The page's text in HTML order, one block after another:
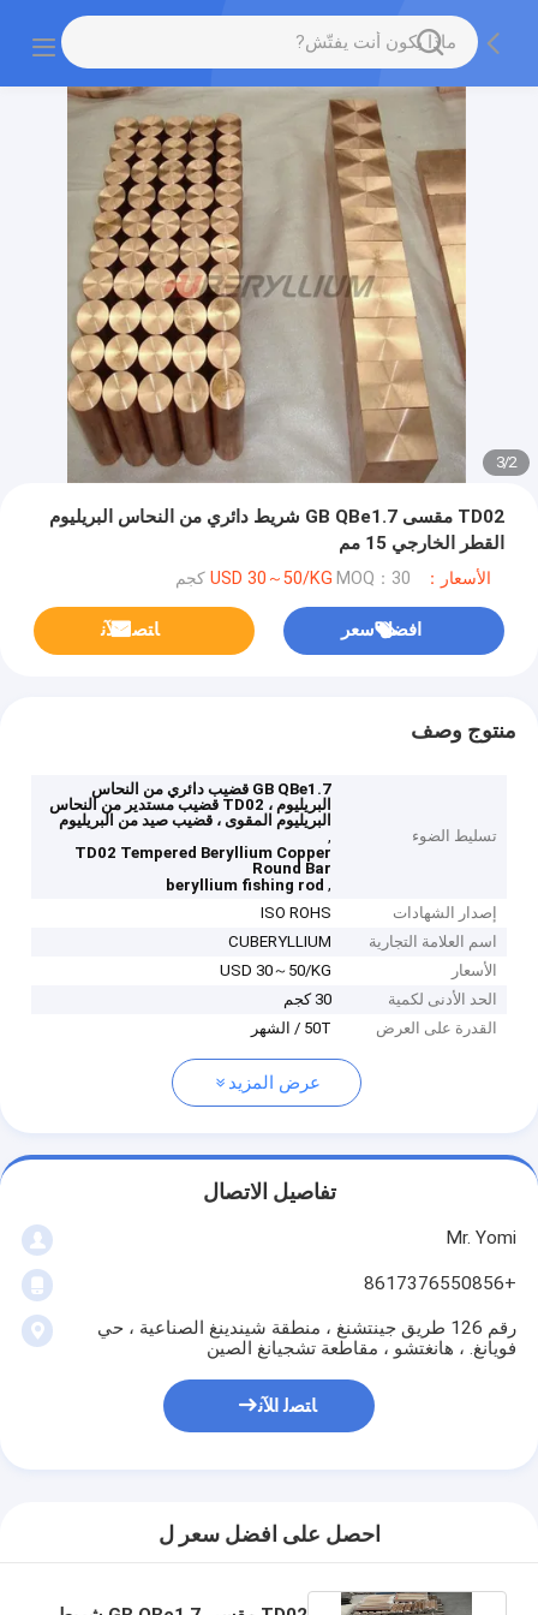
2
/
3
TD02 مقسى GB QBe1.7 شريط دائري من النحاس البريليوم
القطر الخارجي 15 مم
الأسعار：USD 30～50/KG MOQ：30 كجم
افضل سعر ﺎﺘﺼﻟ ﺍﻶﻧ
منتوج وصف
تسليط الضوء
GB QBe1.7 قضيب دائري من النحاس
البريليوم ، TD02 قضيب مستدير من النحاس
البريليوم المقوى ، قضيب صيد من البريليوم
,
TD02 Tempered Beryllium Copper
Round Bar
,
beryllium fishing rod
إصدار الشهادات
ISO ROHS
اسم العلامة التجارية
CUBERYLLIUM
الأسعار
USD 30～50/KG
الحد الأدنى لكمية
30 كجم
القدرة على العرض
50T / الشهر
عرض المزيد
تفاصيل الاتصال
Mr. Yomi
+8617376550856
رقم 126 طريق جينتشنغ ، منطقة شيندينغ الصناعية ، حي
فويانغ. ، هانغتشو ، مقاطعة تشجيانغ الصين
ﺎﺘﺼﻟ ﺍﻶﻧ
احصل على افضل سعر ل